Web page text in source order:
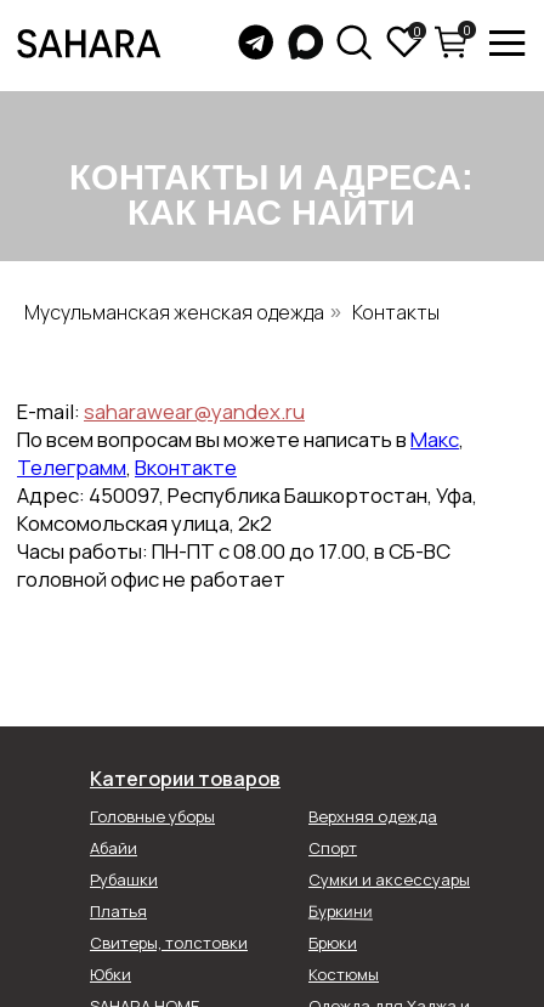
Мусульманская женская одежда » Контакты
По всем вопросам вы можете написать вМакс
головной офис не работает
Категории товаров
Головные уборы
Абайи
Рубашки
Спорт
Верхняя одежда
Сумки и аксессуары
Юбки
Брюки
Платья
Свитеры, толстовки
Буркини
Костюмы